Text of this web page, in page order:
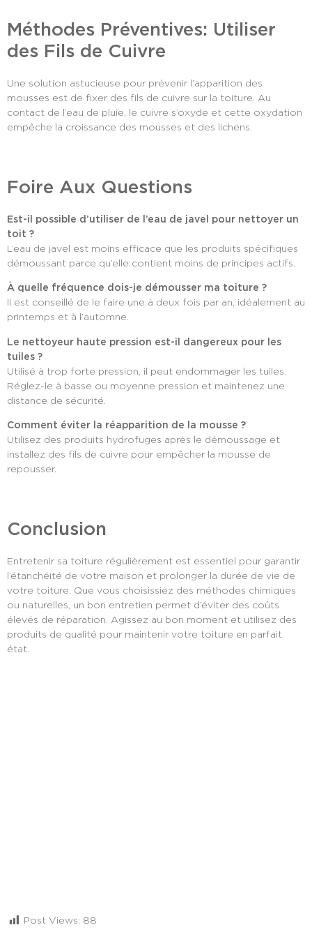
Méthodes Préventives: Utiliser
des Fils de Cuivre
Une solution astucieuse pour prévenir l’apparition des
mousses est de fixer des fils de cuivre sur la toiture. Au
contact de l’eau de pluie, le cuivre s’oxyde et cette oxydation
empêche la croissance des mousses et des lichens.
Foire Aux Questions
Est-il possible d’utiliser de l’eau de javel pour nettoyer un
toit ?
L’eau de javel est moins efficace que les produits spécifiques
démoussant parce qu’elle contient moins de principes actifs.
À quelle fréquence dois-je démousser ma toiture ?
Il est conseillé de le faire une à deux fois par an, idéalement au
printemps et à l’automne.
Le nettoyeur haute pression est-il dangereux pour les
tuiles ?
Utilisé à trop forte pression, il peut endommager les tuiles.
Réglez-le à basse ou moyenne pression et maintenez une
distance de sécurité.
Comment éviter la réapparition de la mousse ?
Utilisez des produits hydrofuges après le démoussage et
installez des fils de cuivre pour empêcher la mousse de
repousser.
Conclusion
Entretenir sa toiture régulièrement est essentiel pour garantir
l’étanchéité de votre maison et prolonger la durée de vie de
votre toiture. Que vous choisissiez des méthodes chimiques
ou naturelles, un bon entretien permet d’éviter des coûts
élevés de réparation. Agissez au bon moment et utilisez des
produits de qualité pour maintenir votre toiture en parfait
état.
Post Views: 88